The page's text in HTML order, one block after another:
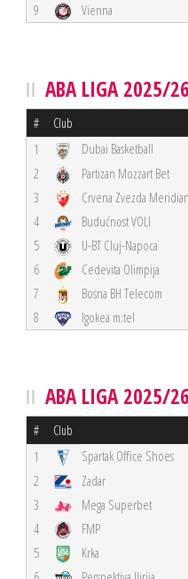
9
Vienna
ABA LIGA 2025/
# Club
1 Dubai Basketball
2
Partizan Mozzart Bet
3
Crvena Zvezda
4
Budućnost VOLI
5
U-BT Cluj-Napoca
6
Cedevita Olimpija
7
Bosna BH Telecom
8
Igokea m:tel
ABA LIGA 2025/
# Club
1 Spartak Office Shoes
2
Zadar
3
Mega Superbet
4
FMP
5
Krka